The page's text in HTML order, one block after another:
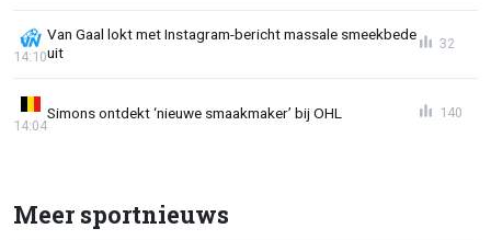
Van Gaal lokt met Instagram-bericht massale smeekbede
uit
14:10
32
Simons ontdekt ‘nieuwe smaakmaker’ bij OHL
14:04
140
Meer sportnieuws